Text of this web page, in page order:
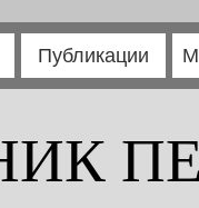
Публикации